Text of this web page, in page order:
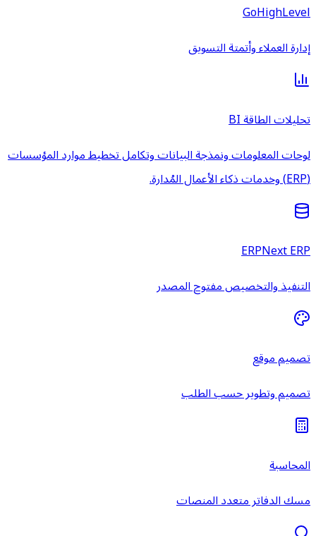
GoHighLevel
إدارة العملاء وأتمتة التسويق
تحليلات الطاقة BI
لوحات المعلومات ونمذجة البيانات وتكامل تخطيط موارد المؤسسات
(ERP) وخدمات ذكاء الأعمال المُدارة.
ERPNext ERP
التنفيذ والتخصيص مفتوح المصدر
تصميم موقع
تصميم وتطوير حسب الطلب
المحاسبة
مسك الدفاتر متعدد المنصات